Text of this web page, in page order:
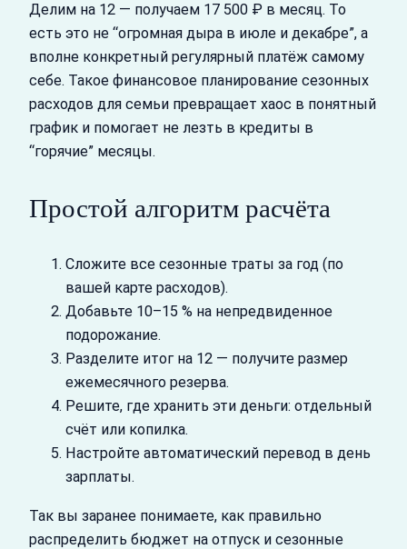
Делим на 12 — получаем 17 500 ₽ в месяц. То
есть это не “огромная дыра в июле и декабре”, а
вполне конкретный регулярный платёж самому
себе. Такое финансовое планирование сезонных
расходов для семьи превращает хаос в понятный
график и помогает не лезть в кредиты в
“горячие” месяцы.
Простой алгоритм расчёта
Сложите все сезонные траты за год (по
вашей карте расходов).
Добавьте 10–15 % на непредвиденное
подорожание.
Разделите итог на 12 — получите размер
ежемесячного резерва.
Решите, где хранить эти деньги: отдельный
счёт или копилка.
Настройте автоматический перевод в день
зарплаты.
Так вы заранее понимаете, как правильно
распределить бюджет на отпуск и сезонные